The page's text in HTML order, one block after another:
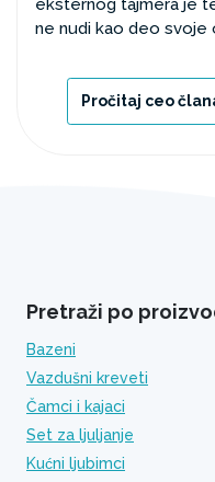
eksternog tajmera je
ne nudi kao deo svoje
Pročitaj ceo
Pretraži po
Bazeni
Vazdušni kreveti
Čamci i kajaci
Set za ljuljanje
Kućni ljubimci